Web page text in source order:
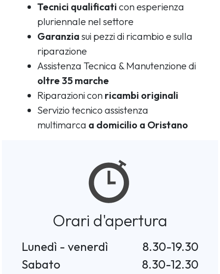
Tecnici qualificati con esperienza
pluriennale nel settore
Garanzia sui pezzi di ricambio e sulla
riparazione
Assistenza Tecnica & Manutenzione di
oltre 35 marche
Riparazioni con ricambi originali
Servizio tecnico assistenza
multimarca a domicilio a Oristano
Orari d'apertura
Lunedì - venerdì
8.30-19.30
Sabato
8.30-12.30